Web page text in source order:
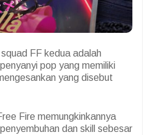
FF kedua adalah
pop yang memiliki
yang disebut
Fire memungkinkannya
dan skill sebesar